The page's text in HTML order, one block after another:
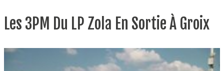
Les 3PM Du LP Zola En Sortie À Groix